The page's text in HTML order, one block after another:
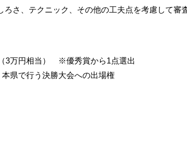
さ、テクニック、その他の工夫点を考慮して審
3万円相当） ※優秀賞から1点選出
県で行う決勝大会への出場権